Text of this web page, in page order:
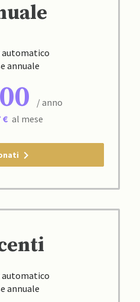
automatico
annuale
/ anno
€ al mese
automatico
annuale